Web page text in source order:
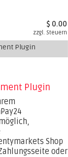
$ 0.00
zzgl. Steuern
Plugin
Plugin
Shop
oder